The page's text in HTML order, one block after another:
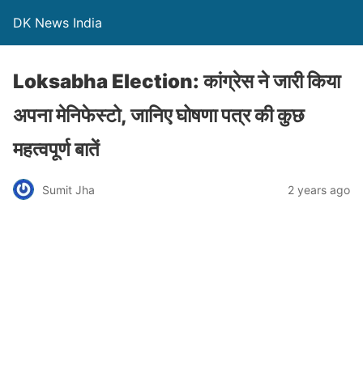
DK News India
Loksabha Election: कांग्रेस ने जारी किया
अपना मेनिफेस्टो, जानिए घोषणा पत्र की कुछ
महत्वपूर्ण बातें
Sumit Jha 2 years ago